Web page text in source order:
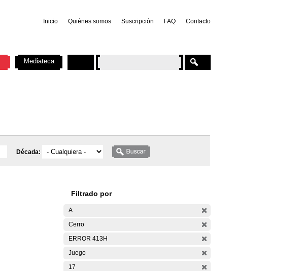
Inicio Quiénes somos Suscripción FAQ Contacto
Década:
Filtrado por
A
Cerro
ERROR 413H
Juego
17
Mediateca